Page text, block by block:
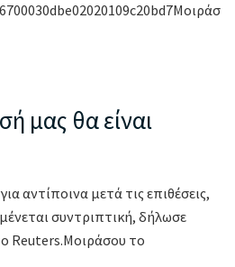
μας θα είναι
αντίποινα μετά τις επιθέσεις,
συντριπτική, δήλωσε
Reuters.Μοιράσου το